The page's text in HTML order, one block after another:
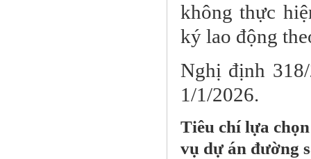
không thực
ký lao động
Nghị định
1/1/2026.
Tiêu chí lựa
vụ dự án đường